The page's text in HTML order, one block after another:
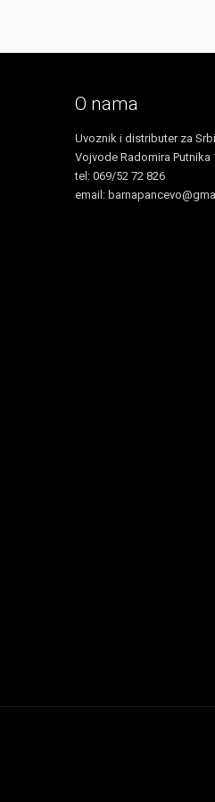
O nama
Uvoznik i distributer za
Vojvode Radomira Putnika
tel: 069/52 72 826
email: